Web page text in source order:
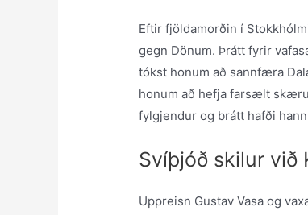
Eftir fjöldamorðin í
gegn Dönum. Þrátt fyrir
tókst honum að sannfæra
honum að hefja farsælt
fylgjendur og brátt hafði
Svíþjóð skilur við
Uppreisn Gustav Vasa og